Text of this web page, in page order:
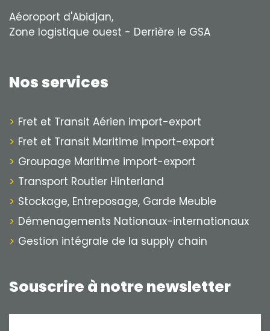
Aéoroport d'Abidjan,
Zone logistique ouest - Derrière le GSA
Nos services
Fret et Transit Aérien import-export
Fret et Transit Maritime import-export
Groupage Maritime import-export
Transport Routier Hinterland
Stockage, Entreposage, Garde Meuble
Démenagements Nationaux-internationaux
Gestion intégrale de la supply chain
Souscrire à notre newsletter